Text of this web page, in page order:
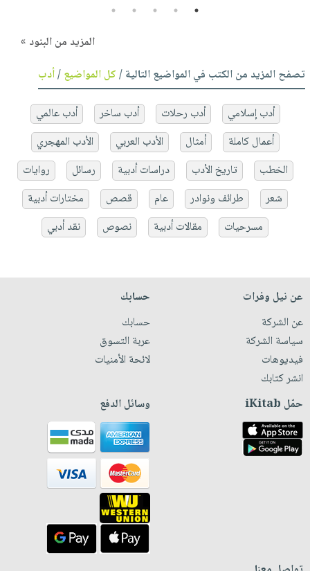
1
2
3
4
5
المزيد من البنود »
تصفح المزيد من الكتب في المواضيع التالية /كل المواضيع/أدب
أدب إسلامي أدب رحلات أدب ساخر
أدب عالمي
أعمال كاملة
أمثال الأدب العربي
الأدب المهجري
الخطب
تاريخ الأدب دراسات أدبية رسائل
روايات
شعر
طرائف ونوادر عام قصص
مختارات أدبية
مسرحيات
مقالات أدبية نصوص نقد أدبي
عن نيل وفرات
عن الشركة
سياسة الشركة
فيديوهات
انشر كتابك
حسابك
حسابك
عربة التسوق
لائحة الأمنيات
حمّل iKitab وسائل الدفع